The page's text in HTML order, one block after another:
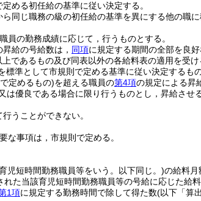
める初任給の基準に従い決定する。
同じ職務の級の初任給の基準を異にする他の職
の勤務成績に応じて，行うものとする。
給の号給数は， 同項に規定する期間の全部を良
であるもの及び同表以外の各給料表の適用を受
標準として市規則で定める基準に従い決定するもの
定めるもの)を超える職員の第4項の規定による昇
優良である場合に限り行うものとし，昇給させ
うことができない。
な事項は，市規則で定める。
児短時間勤務職員等をいう。以下同じ。)の給料月
れた当該育児短時間勤務職員等の号給に応じた給料
1項に規定する勤務時間で除して得た数(以下「算